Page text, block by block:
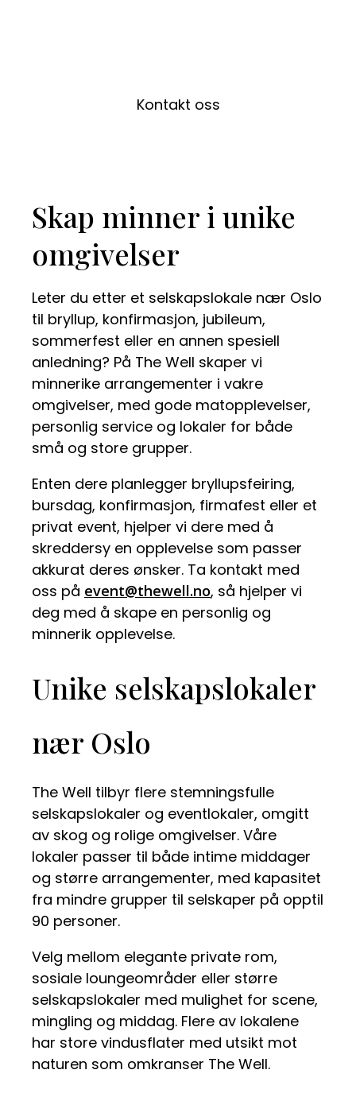
Kontakt oss
Skap minner i unike
omgivelser
Leter du etter et selskapslokale nær Oslo
til bryllup, konfirmasjon, jubileum,
sommerfest eller en annen spesiell
anledning? På The Well skaper vi
minnerike arrangementer i vakre
omgivelser, med gode matopplevelser,
personlig service og lokaler for både
små og store grupper.
Enten dere planlegger bryllupsfeiring,
bursdag, konfirmasjon, firmafest eller et
privat event, hjelper vi dere med å
skreddersy en opplevelse som passer
akkurat deres ønsker. Ta kontakt med
oss på event@thewell.no, så hjelper vi
deg med å skape en personlig og
minnerik opplevelse.
Unike selskapslokaler
nær Oslo
The Well tilbyr flere stemningsfulle
selskapslokaler og eventlokaler, omgitt
av skog og rolige omgivelser. Våre
lokaler passer til både intime middager
og større arrangementer, med kapasitet
fra mindre grupper til selskaper på opptil
90 personer.
Velg mellom elegante private rom,
sosiale loungeområder eller større
selskapslokaler med mulighet for scene,
mingling og middag. Flere av lokalene
har store vindusflater med utsikt mot
naturen som omkranser The Well.